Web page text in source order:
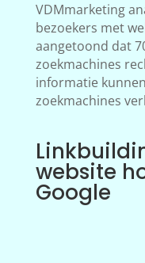
VDMmarketing
bezoekers met
aangetoond dat
zoekmachines
informatie
zoekmachines
website
Google